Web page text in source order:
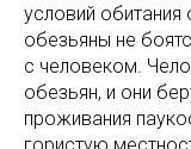
условий обитания
обезьяны не
с человеком.
обезьян, и они
проживания